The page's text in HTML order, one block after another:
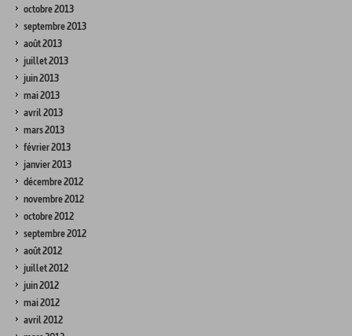
octobre 2013
septembre 2013
août 2013
juillet 2013
juin 2013
mai 2013
avril 2013
mars 2013
février 2013
janvier 2013
décembre 2012
novembre 2012
octobre 2012
septembre 2012
août 2012
juillet 2012
juin 2012
mai 2012
avril 2012